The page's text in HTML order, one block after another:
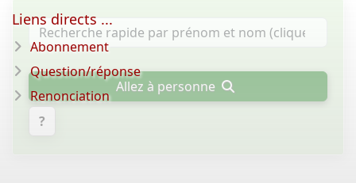
Allez à personne
?
Liens directs ...
Abonnement
Question/réponse
Renonciation